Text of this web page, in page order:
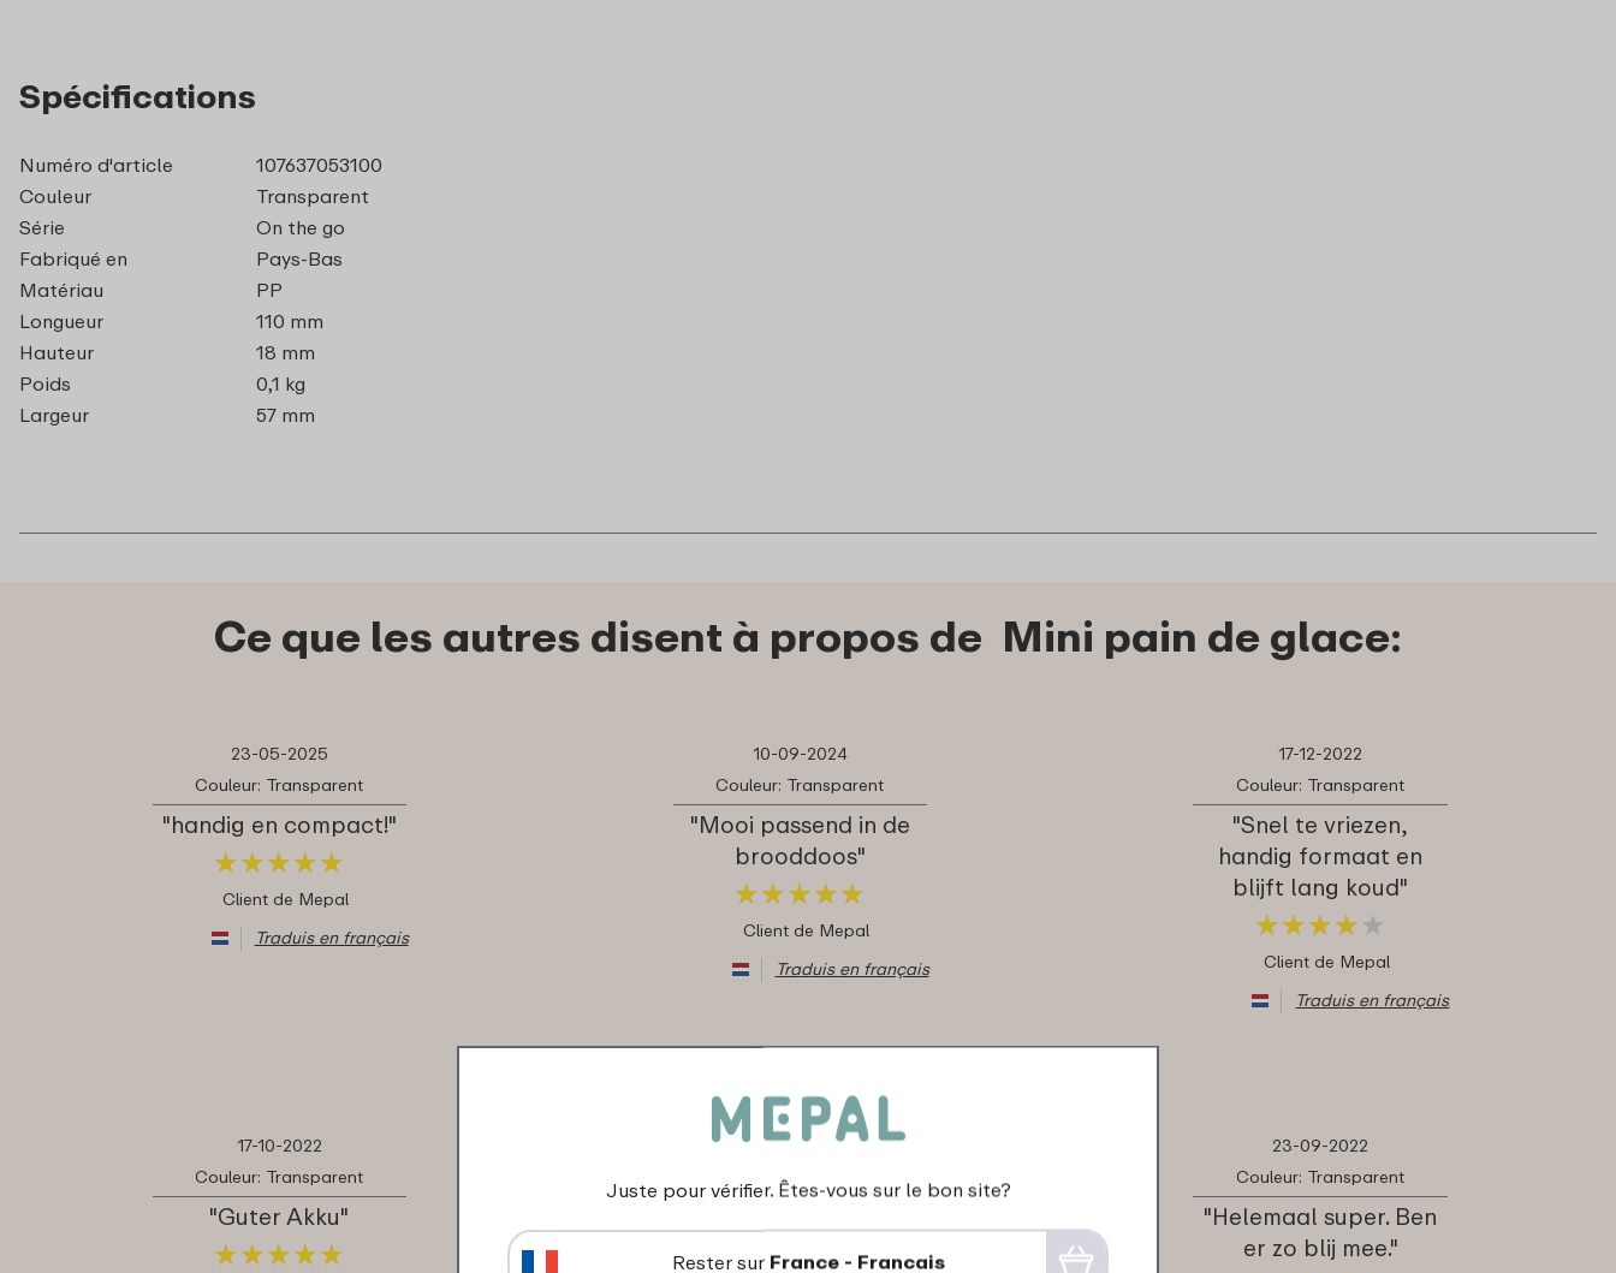
Spécifications
Numéro d'article
107637053100
Couleur
Transparent
Série
On the go
Fabriqué en
Pays-Bas
Matériau
PP
Longueur
110 mm
Hauteur
18 mm
Poids
0,1 kg
Largeur
57 mm
Ce que les autres disent à propos de Mini pain de glace:
23-05-2025
Couleur: Transparent
"handig en compact!"
★★★★★
★★★★★
Client de Mepal
Traduis en français
10-09-2024
Couleur: Transparent
"Mooi passend in de
brooddoos"
★★★★★
★★★★★
Client de Mepal
Traduis en français
17-12-2022
Couleur: Transparent
"Snel te vriezen,
handig formaat en
blijft lang koud"
★★★★ ★
★★★★ ★
Client de Mepal
Traduis en français
17-10-2022
Couleur: Transparent
"Guter Akku"
★★★★★
★★★★★
26-09-2022
Couleur: Transparent
23-09-2022
Couleur: Transparent
"Helemaal super. Ben
er zo blij mee."
Juste pour vérifier. Êtes-vous sur le bon site?
Rester sur France - Francais